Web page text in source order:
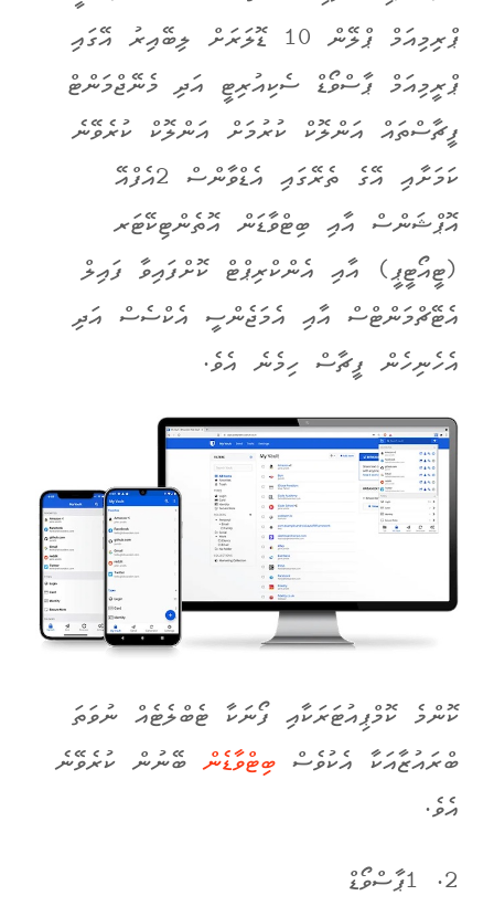
ޕްރިމިއަމް ޕްލޭން 10 ޑޮލަރަށް ލިބޭއިރު އޭގައި
ޕްރީމިއަމް ޕާސްވޯޑް ސެކިއުރިޓީ އަދި މެނޭޖްމަންޓް
ފީޗާސްތައް އަންލޮކް ކުރުމަށް އަންލޮކް ކުރެވޭނެ
ކަމަށާއި އޭގެ ތެރޭގައި އެޑްވާންސް 2އެފްއޭ
އޮޕްޝަންސް އާއި ބިޓްވާޑަން އޮތެންޓިކޭޓަރ
(ޓީއޯޓީޕީ) އާއި އެންކްރިޕްޓް ކޮށްފައިވާ ފައިލް
އެޓޭޗްމަންޓްސް އާއި އެމަޖެންސީ އެކްސެސް އަދި
އެހެނިހެން ފީޗާސް ހިމެނެ އެވެ.
ކޮންމެ ކޮމްޕިއުޓަރަކާއި ފޯނަކާ ޓެބްލެޓެއް ނުވަތަ
ބްރައުޒާއަކާ އެކުވެސް ބިޓްވާޑެންބޭނުން ކުރެވޭނެ
އެވެ.
2. 1ޕާސްވޯޑް